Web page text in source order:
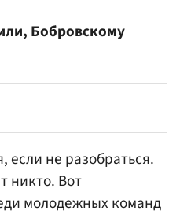
Бобровскому
если не разобраться.
никто. Вот
молодежных команд